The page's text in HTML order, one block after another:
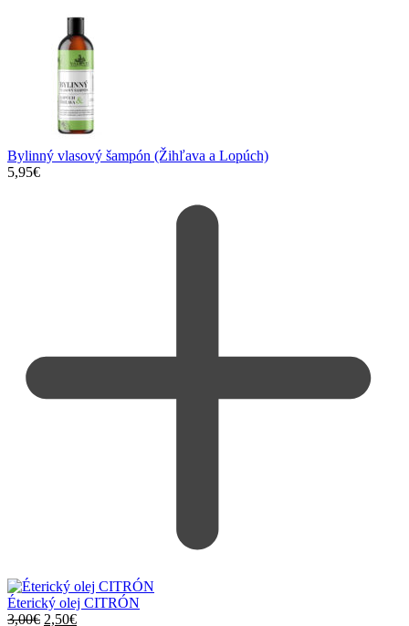
Bylinný vlasový šampón (Žihľava a Lopúch)
5,95€
Éterický olej CITRÓN
3,00€ Pôvodná
2,50€Aktuálna